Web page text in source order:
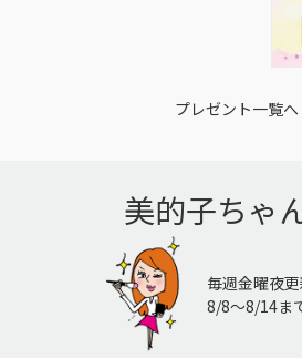
プレゼント一覧へ
美的子ちゃ
毎週金曜夜更
8/8〜8/14ま